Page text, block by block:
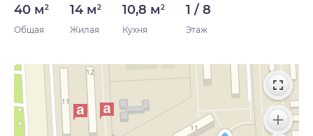
40 м2
Общая
14 м2
Жилая
10,8 м2
Кухня
1 / 8
Этаж